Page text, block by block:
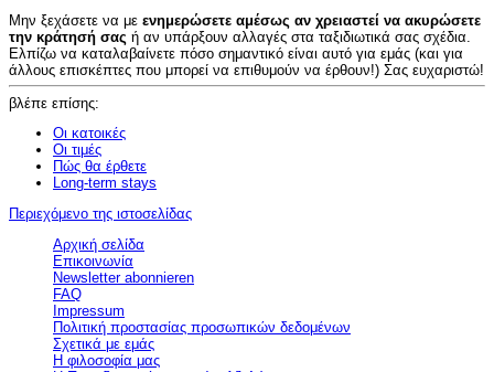
Μην ξεχάσετε να με ενημερώσετε αμέσως αν χρειαστεί να ακυρώσετε
την κράτησή σας ή αν υπάρξουν αλλαγές στα ταξιδιωτικά σας σχέδια.
Ελπίζω να καταλαβαίνετε πόσο σημαντικό είναι αυτό για εμάς (και για
άλλους επισκέπτες που μπορεί να επιθυμούν να έρθουν!) Σας ευχαριστώ!
βλέπε επίσης:
Οι κατοικές
Οι τιμές
Πώς θα έρθετε
Long-term stays
Περιεχόμενο της ιστοσελίδας
Αρχική σελίδα
Επικοινωνία
Newsletter abonnieren
FAQ
Impressum
Πολιτική προστασίας προσωπικών δεδομένων
Σχετικά με εμάς
Η φιλοσοφία μας